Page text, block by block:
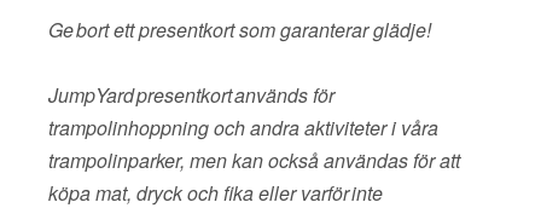
Ge bort ett presentkort som garanterar glädje!
JumpYard presentkort används för
trampolinhoppning och andra aktiviteter i våra
trampolinparker, men kan också användas för att
köpa mat, dryck och fika eller varför inte